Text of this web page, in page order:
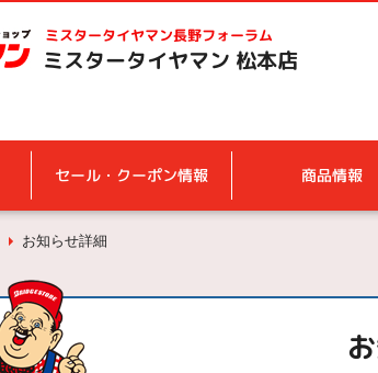
ミスタータイヤマン長野フォーラム
ミスタータイヤマン 松本店
セール・クーポン情報 商品情報
お知らせ詳細